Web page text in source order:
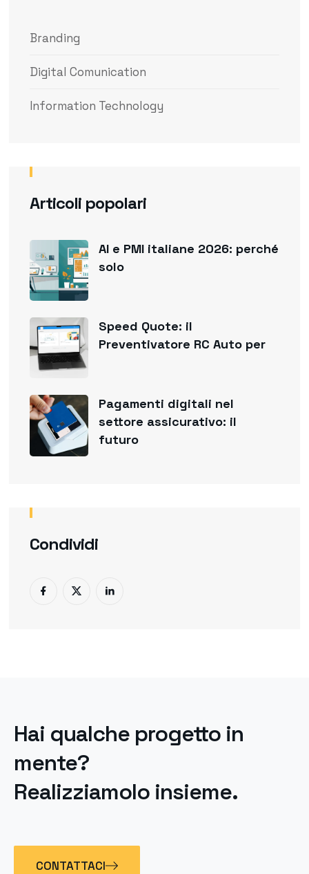
Branding
Digital Comunication
Information Technology
Articoli popolari
AI e PMI italiane 2026: perché
solo
Speed Quote: il
Preventivatore RC Auto per
Pagamenti digitali nel
settore assicurativo: il
futuro
Condividi
Hai qualche progetto in
mente?
Realizziamolo insieme.
CONTATTACI